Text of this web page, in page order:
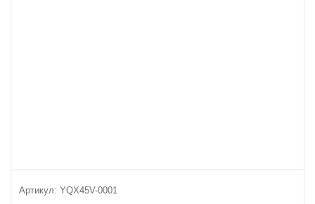
Артикул: YQX45V-0001